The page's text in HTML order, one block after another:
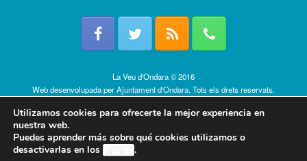
La Veu d'Ondara © 2016
Web desenvolupada perAjuntament d'Ondara. Tots els drets reservats.
Utilizamos cookies para ofrecerte la mejor experiencia en
nuestra web.
Puedes aprender más sobre qué cookies utilizamos o
desactivarlas en los ajustes.